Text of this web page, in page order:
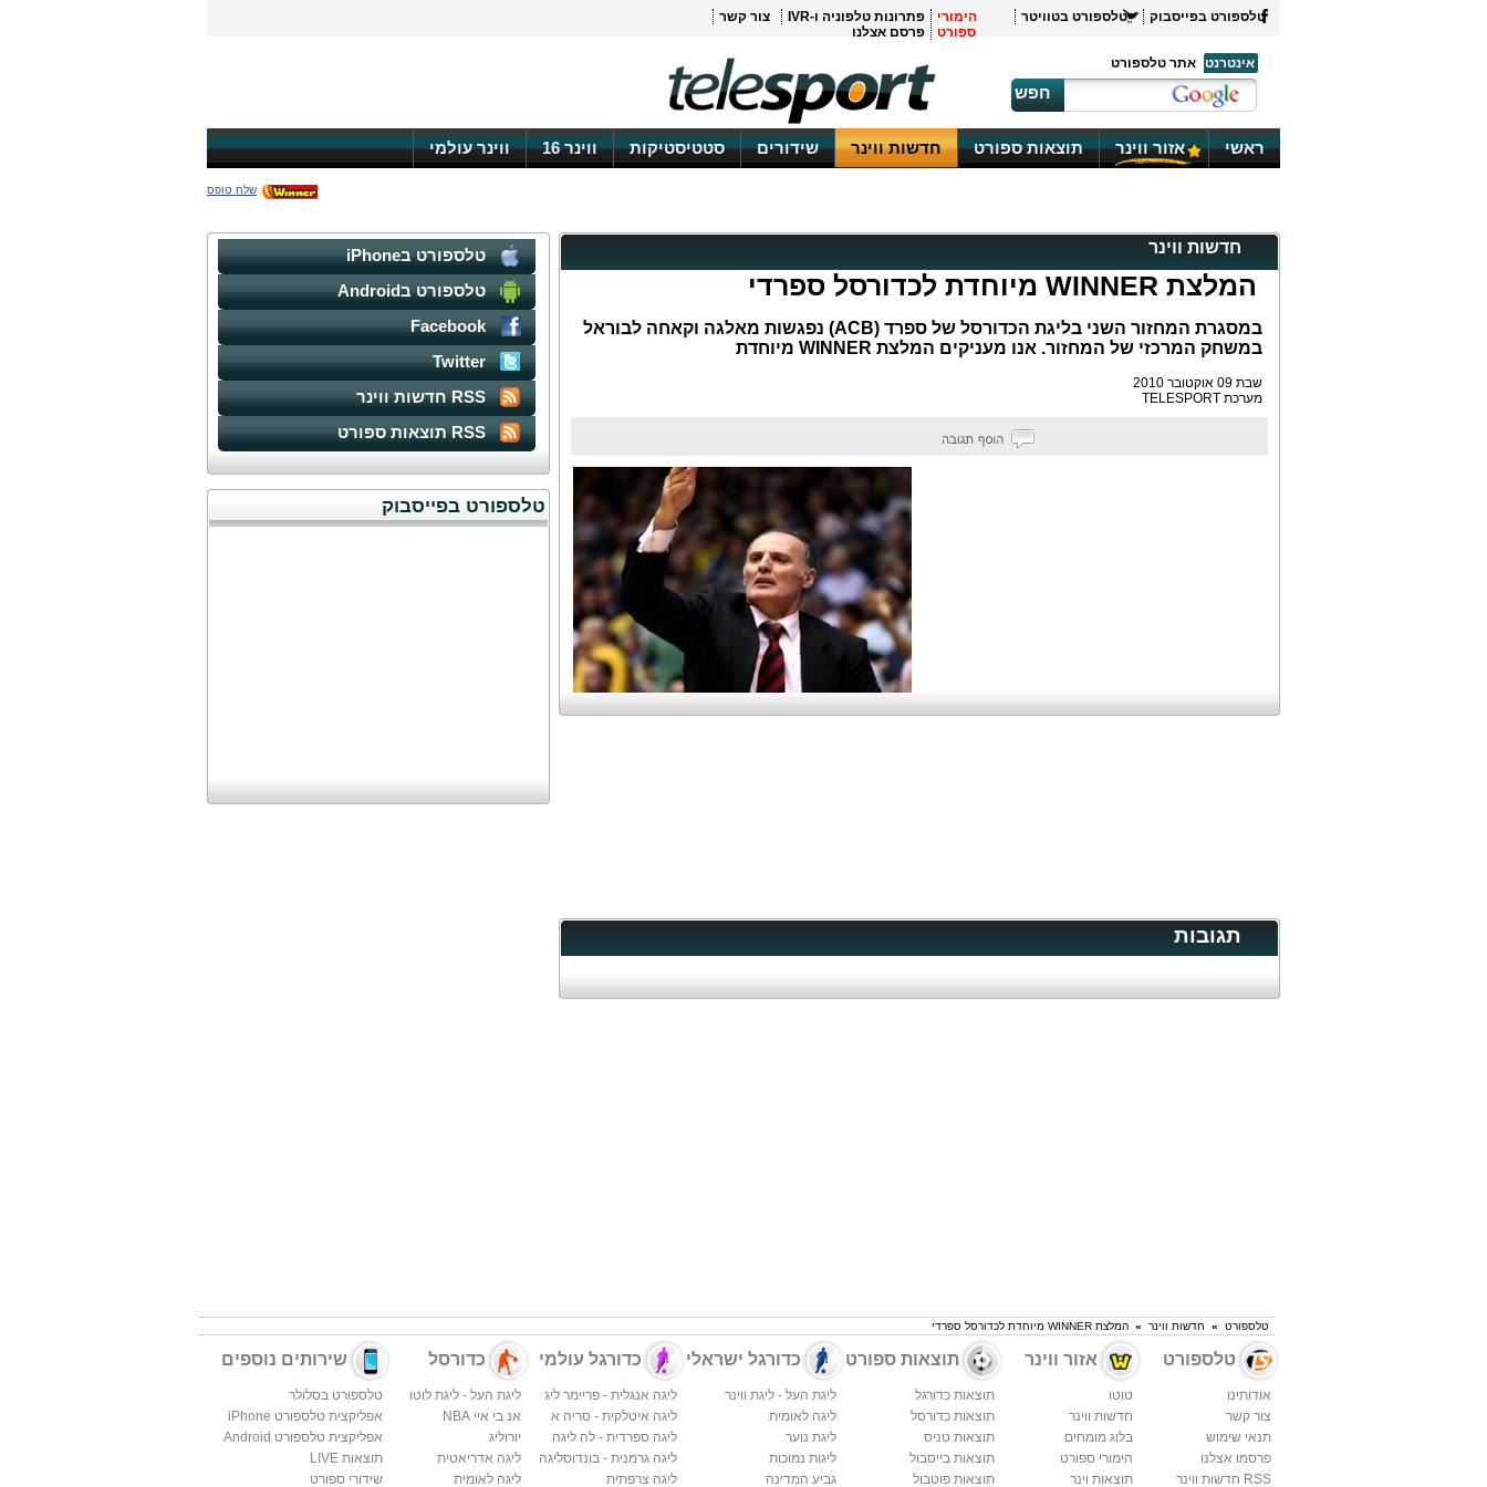
טלספורט בפייסבוק טלספורט בטוויטר
הימורי
ספורט
פתרונות טלפוניה ו-IVR
צור קשר
פרסם אצלנו
אינטרנט
אתר טלספורט
חפש
ראשי אזור ווינר תוצאות ספורט חדשות ווינר שידורים סטטיסטיקות ווינר 16 ווינר עולמי
שלח טופס
חדשות ווינר
המלצת WINNER מיוחדת לכדורסל ספרדי
במסגרת המחזור השני בליגת הכדורסל של ספרד (ACB) נפגשות מאלגה וקאחה לבוראל
במשחק המרכזי של המחזור. אנו מעניקים המלצת WINNER מיוחדת
שבת 09 אוקטובר 2010
מערכת TELESPORT
תגובות
טלספורט בiPhone
טלספורט בAndroid
Facebook
Twitter
RSS חדשות ווינר
RSS תוצאות ספורט
טלספורט בפייסבוק
טלספורט » חדשות ווינר » המלצת WINNER מיוחדת לכדורסל ספרדי
טלספורט
אודותינו
צור קשר
תנאי שימוש
פרסמו אצלנו
RSS חדשות ווינר
אזור ווינר
טוטו
חדשות ווינר
בלוג מומחים
הימורי ספורט
תוצאות וינר
תוצאות ספורט
תוצאות כדורגל
תוצאות כדורסל
תוצאות טניס
תוצאות בייסבול
תוצאות פוטבול
כדורגל ישראלי
ליגת העל - ליגת ווינר
ליגה לאומית
ליגת נוער
ליגות נמוכות
גביע המדינה
כדורגל עולמי
ליגה אנגלית - פריימר ליג
ליגה איטלקית - סריה א
ליגה ספרדית - לה ליגה
ליגה גרמנית - בונדוסליגה
ליגה צרפתית
כדורסל
ליגת העל - ליגת לוטו
אנ בי איי NBA
יורוליג
ליגה אדריאטית
ליגה לאומית
שירותים נוספים
טלספורט בסלולר
אפליקצית טלספורט iPhone
אפליקצית טלספורט Android
תוצאות LIVE
שידורי ספורט